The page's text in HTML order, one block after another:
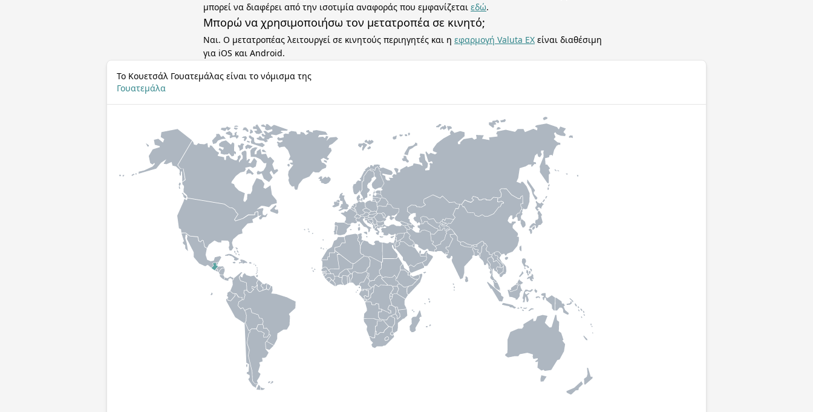
μπορεί να διαφέρει από την ισοτιμία αναφοράς που εμφανίζεται εδώ.
Μπορώ να χρησιμοποιήσω τον μετατροπέα σε κινητό;
Ναι. Ο μετατροπέας λειτουργεί σε κινητούς περιηγητές και η εφαρμογή Valuta EX είναι διαθέσιμη
για iOS και Android.
Το Κουετσάλ Γουατεμάλας είναι το νόμισμα της
Γουατεμάλα